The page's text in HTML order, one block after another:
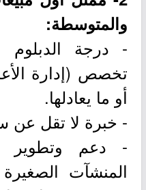
والمتوسطة:
- درجة الدبلوم
تخصص (إدارة
أو ما يعادلها.
- خبرة لا تقل عن
- دعم وتطوير
المنشآت